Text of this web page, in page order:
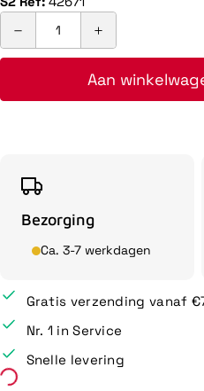
Aan
Bezorging
Ca. 3-7 werkdagen
Gratis verzending vanaf
Nr. 1 in Service
Snelle levering